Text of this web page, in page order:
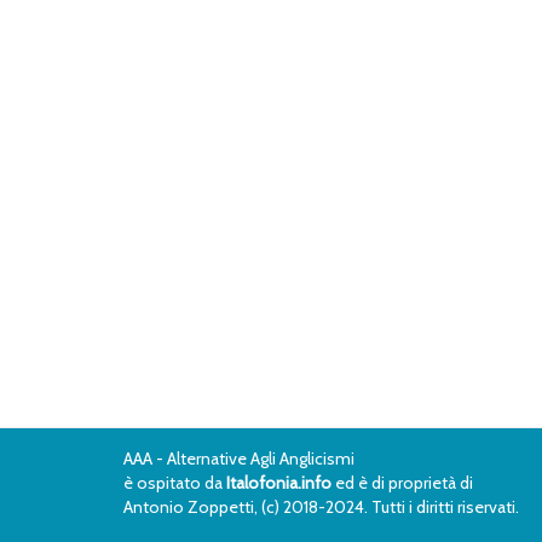
AAA - Alternative Agli Anglicismi
è ospitato daItalofonia.info ed è di proprietà di
Antonio Zoppetti, (c) 2018-2024. Tutti i diritti riservati.